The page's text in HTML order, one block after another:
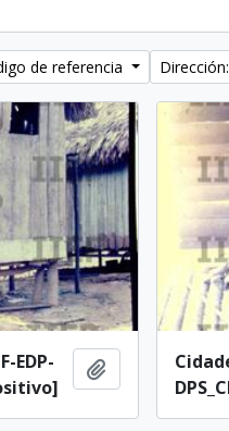
de referencia
EDP-
Añadir al